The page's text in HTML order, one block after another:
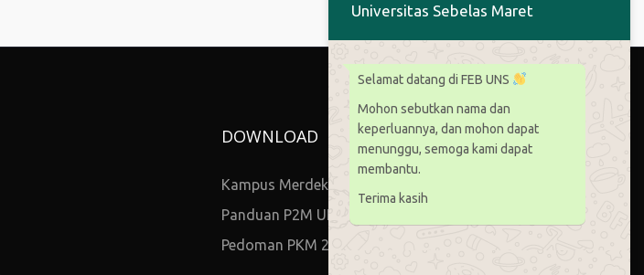
DOWNLOAD
Kampus Merdeka
Panduan P2M UNS
Pedoman PKM 2021
Universitas Sebelas Maret
Selamat datang di FEB UNS
Mohon sebutkan nama dan
keperluannya, dan mohon dapat
menunggu, semoga kami dapat
membantu.
Terima kasih